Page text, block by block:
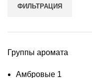
ФИЛЬТРАЦИЯ
Группы аромата
Амбровые 1